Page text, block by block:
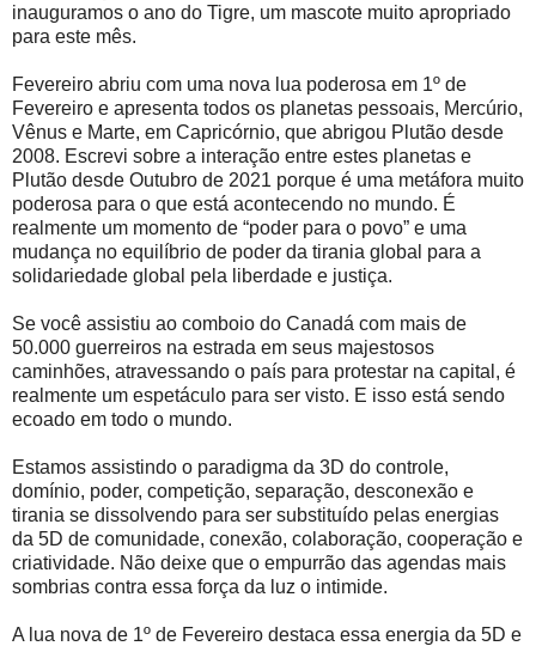
inauguramos o ano do Tigre, um mascote muito apropriado
para este mês.
Fevereiro abriu com uma nova lua poderosa em 1º de
Fevereiro e apresenta todos os planetas pessoais, Mercúrio,
Vênus e Marte, em Capricórnio, que abrigou Plutão desde
2008. Escrevi sobre a interação entre estes planetas e
Plutão desde Outubro de 2021 porque é uma metáfora muito
poderosa para o que está acontecendo no mundo. É
realmente um momento de “poder para o povo” e uma
mudança no equilíbrio de poder da tirania global para a
solidariedade global pela liberdade e justiça.
Se você assistiu ao comboio do Canadá com mais de
50.000 guerreiros na estrada em seus majestosos
caminhões, atravessando o país para protestar na capital, é
realmente um espetáculo para ser visto. E isso está sendo
ecoado em todo o mundo.
Estamos assistindo o paradigma da 3D do controle,
domínio, poder, competição, separação, desconexão e
tirania se dissolvendo para ser substituído pelas energias
da 5D de comunidade, conexão, colaboração, cooperação e
criatividade. Não deixe que o empurrão das agendas mais
sombrias contra essa força da luz o intimide.
A lua nova de 1º de Fevereiro destaca essa energia da 5D e